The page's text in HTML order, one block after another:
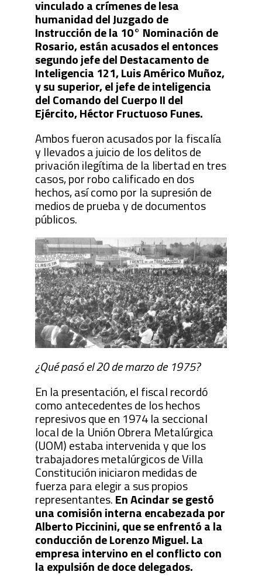
vinculado a crímenes de lesa
humanidad del Juzgado de
Instrucción de la 10° Nominación de
Rosario, están acusados el entonces
segundo jefe del Destacamento de
Inteligencia 121, Luis Américo Muñoz,
y su superior, el jefe de inteligencia
del Comando del Cuerpo II del
Ejército, Héctor Fructuoso Funes.
Ambos fueron acusados por la fiscalía
y llevados a juicio de los delitos de
privación ilegítima de la libertad en tres
casos, por robo calificado en dos
hechos, así como por la supresión de
medios de prueba y de documentos
públicos.
¿Qué pasó el 20 de marzo de 1975?
En la presentación, el fiscal recordó
como antecedentes de los hechos
represivos que en 1974 la seccional
local de la Unión Obrera Metalúrgica
(UOM) estaba intervenida y que los
trabajadores metalúrgicos de Villa
Constitución iniciaron medidas de
fuerza para elegir a sus propios
representantes.En Acindar se gestó
una comisión interna encabezada por
Alberto Piccinini, que se enfrentó a la
conducción de Lorenzo Miguel. La
empresa intervino en el conflicto con
la expulsión de doce delegados.